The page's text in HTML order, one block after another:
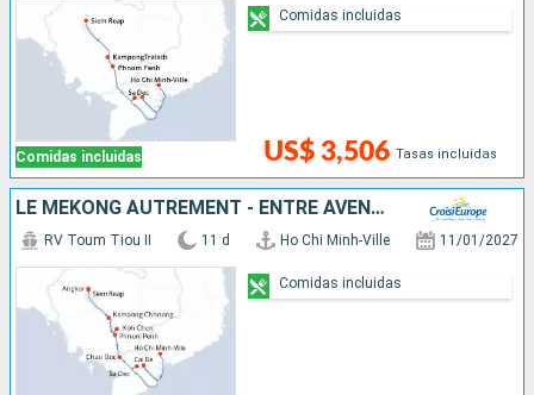
Comidas incluidas US$ 3,506 Tasas incluidas
Comidas incluidas
LE MÉKONG AUTREMENT - ENTRE AVENTURE ET SITES INCONTOURNABLES
RV Toum Tiou II 11 d Ho Chi Minh-Ville 11/01/2027
Comidas incluidas